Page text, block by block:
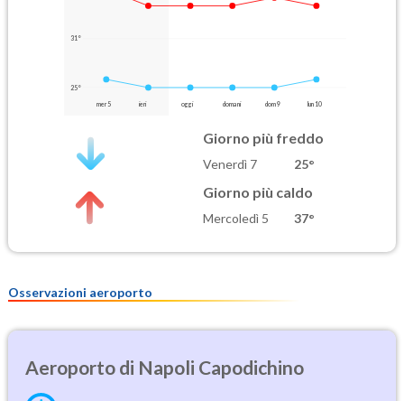
31°
25°
mer 5 ieri oggi domani dom 9 lun 10
Giorno più freddo
Venerdì 7 25°
Giorno più caldo
Mercoledì 5 37°
Osservazioni aeroporto
Napoli Capodichino